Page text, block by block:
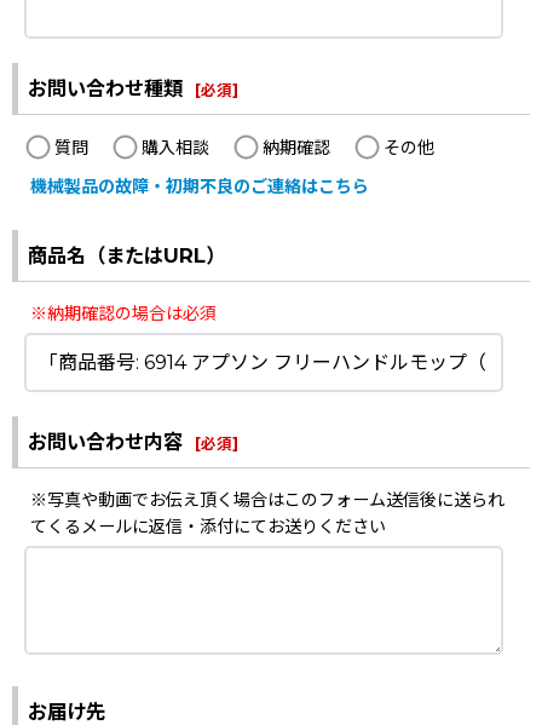
お問い合わせ種類 [必須]
質問 購入相談 納期確認
その他
機械製品の故障・初期不良のご連絡はこちら
商品名（またはURL）
※納期確認の場合は必須
お問い合わせ内容 [必須]
※写真や動画でお伝え頂く場合はこのフォーム送信後に送られ
てくるメールに返信・添付にてお送りください
お届け先